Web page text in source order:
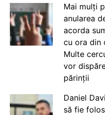
Mai mulți
anularea
acorda
cu ora din
Multe
vor
părinții
Daniel
să fie